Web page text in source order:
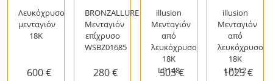
Λευκόχρυσο
μενταγιόν
18Κ
600 €
BRONZALLURE
Μενταγιόν
επίχρυσο
WSBZ01685
280 €
illusion
Μενταγιόν
από
λευκόχρυσο
18K
LP148
503 €
illusion
Μενταγιόν
από
λευκόχρυσο
18Κ
LP112
1025 €